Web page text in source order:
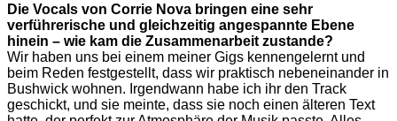
Die Vocals von Corrie Nova bringen eine sehr
verführerische und gleichzeitig angespannte Ebene
hinein – wie kam die Zusammenarbeit zustande?
Wir haben uns bei einem meiner Gigs kennengelernt und
beim Reden festgestellt, dass wir praktisch nebeneinander in
Bushwick wohnen. Irgendwann habe ich ihr den Track
geschickt, und sie meinte, dass sie noch einen älteren Text